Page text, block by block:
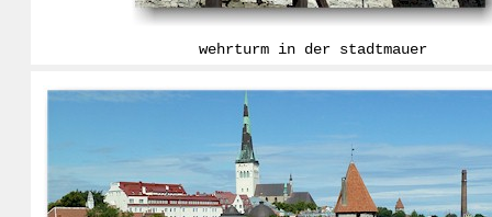
wehrturm in der stadtmauer